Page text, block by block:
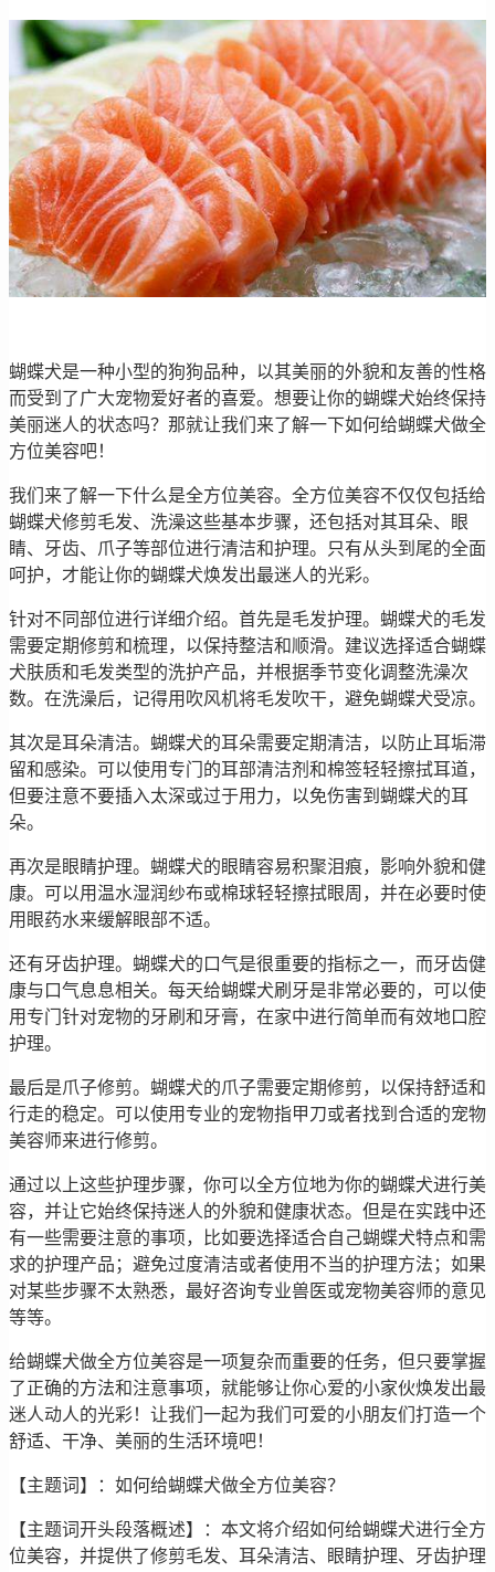
蝴蝶犬是一种小型的狗狗品种，以其美丽的外貌和友善的性格
而受到了广大宠物爱好者的喜爱。想要让你的蝴蝶犬始终保持
美丽迷人的状态吗？那就让我们来了解一下如何给蝴蝶犬做全
方位美容吧！
我们来了解一下什么是全方位美容。全方位美容不仅仅包括给
蝴蝶犬修剪毛发、洗澡这些基本步骤，还包括对其耳朵、眼
睛、牙齿、爪子等部位进行清洁和护理。只有从头到尾的全面
呵护，才能让你的蝴蝶犬焕发出最迷人的光彩。
针对不同部位进行详细介绍。首先是毛发护理。蝴蝶犬的毛发
需要定期修剪和梳理，以保持整洁和顺滑。建议选择适合蝴蝶
犬肤质和毛发类型的洗护产品，并根据季节变化调整洗澡次
数。在洗澡后，记得用吹风机将毛发吹干，避免蝴蝶犬受凉。
其次是耳朵清洁。蝴蝶犬的耳朵需要定期清洁，以防止耳垢滞
留和感染。可以使用专门的耳部清洁剂和棉签轻轻擦拭耳道，
但要注意不要插入太深或过于用力，以免伤害到蝴蝶犬的耳
朵。
再次是眼睛护理。蝴蝶犬的眼睛容易积聚泪痕，影响外貌和健
康。可以用温水湿润纱布或棉球轻轻擦拭眼周，并在必要时使
用眼药水来缓解眼部不适。
还有牙齿护理。蝴蝶犬的口气是很重要的指标之一，而牙齿健
康与口气息息相关。每天给蝴蝶犬刷牙是非常必要的，可以使
用专门针对宠物的牙刷和牙膏，在家中进行简单而有效地口腔
护理。
最后是爪子修剪。蝴蝶犬的爪子需要定期修剪，以保持舒适和
行走的稳定。可以使用专业的宠物指甲刀或者找到合适的宠物
美容师来进行修剪。
通过以上这些护理步骤，你可以全方位地为你的蝴蝶犬进行美
容，并让它始终保持迷人的外貌和健康状态。但是在实践中还
有一些需要注意的事项，比如要选择适合自己蝴蝶犬特点和需
求的护理产品；避免过度清洁或者使用不当的护理方法；如果
对某些步骤不太熟悉，最好咨询专业兽医或宠物美容师的意见
等等。
给蝴蝶犬做全方位美容是一项复杂而重要的任务，但只要掌握
了正确的方法和注意事项，就能够让你心爱的小家伙焕发出最
迷人动人的光彩！让我们一起为我们可爱的小朋友们打造一个
舒适、干净、美丽的生活环境吧！
【主题词】：如何给蝴蝶犬做全方位美容？
【主题词开头段落概述】：本文将介绍如何给蝴蝶犬进行全方
位美容，并提供了修剪毛发、耳朵清洁、眼睛护理、牙齿护理